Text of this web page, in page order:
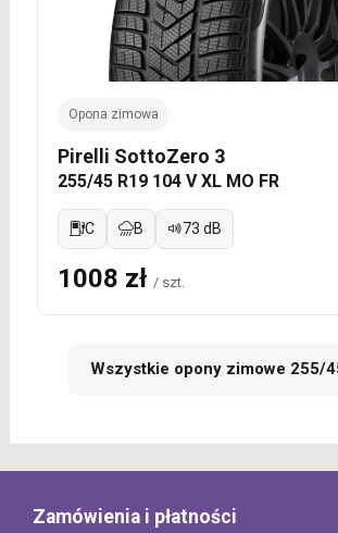
Opona zimowa
Pirelli SottoZero 3
255/45 R19 104 V XL MO FR
C B 73 dB
1008 zł / szt.
Wszystkie opony zimowe 255/
Zamówienia i płatności